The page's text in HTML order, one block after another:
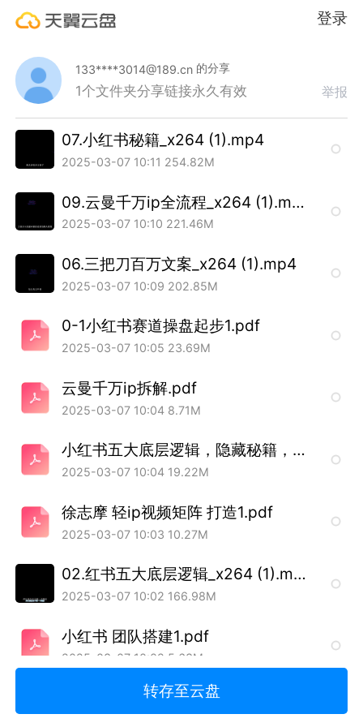
登录
133****3014@189.cn 的分享
1个文件夹分享链接永久有效 举报
07.小红书秘籍_x264 (1).mp4
2025-03-07 10:11 254.82M
09.云曼千万ip全流程_x264 (1).mp4
2025-03-07 10:10 221.46M
06.三把刀百万文案_x264 (1).mp4
2025-03-07 10:09 202.85M
0-1小红书赛道操盘起步1.pdf
2025-03-07 10:05 23.69M
云曼千万ip拆解.pdf
2025-03-07 10:04 8.71M
小红书五大底层逻辑，隐藏秘籍，批量生产内容的五大方法1.pdf
2025-03-07 10:04 19.22M
徐志摩 轻ip视频矩阵 打造1.pdf
2025-03-07 10:03 10.27M
02.红书五大底层逻辑_x264 (1).mp4
2025-03-07 10:02 166.98M
小红书 团队搭建1.pdf
2025-03-07 10:02 5.63M
三把刀百万视频文案1.pdf
转存至云盘